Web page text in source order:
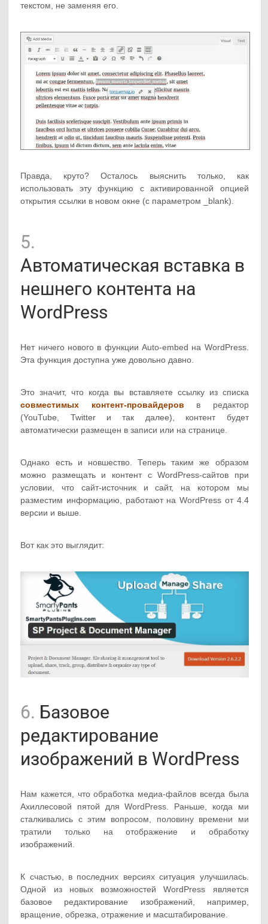
текстом, не заменяя его.
Правда, круто? Осталось выяснить только, как
использовать эту функцию с активированной опцией
открытия ссылки в новом окне (с параметром _blank).
5.
Автоматическая вставка в
нешнего контента на
WordPress
Нет ничего нового в функции Auto-embed на WordPress.
Эта функция доступна уже довольно давно.
Это значит, что когда вы вставляете ссылку из списка
совместимых контент-провайдеров в редактор
(YouTube, Twitter и так далее), контент будет
автоматически размещен в записи или на странице.
Однако есть и новшество. Теперь таким же образом
можно размещать и контент с WordPress-сайтов при
условии, что сайт-источник и сайт, на котором мы
разместим информацию, работают на WordPress от 4.4
версии и выше.
Вот как это выглядит:
6. Базовое
редактирование
изображений в WordPress
Нам кажется, что обработка медиа-файлов всегда была
Ахиллесовой пятой для WordPress. Раньше, когда ми
сталкивались с этим вопросом, половину времени ми
тратили только на отображение и обработку
изображений.
К счастью, в последних версиях ситуация улучшилась.
Одной из новых возможностей WordPress является
базовое редактирование изображений, например,
вращение, обрезка, отражение и масштабирование.